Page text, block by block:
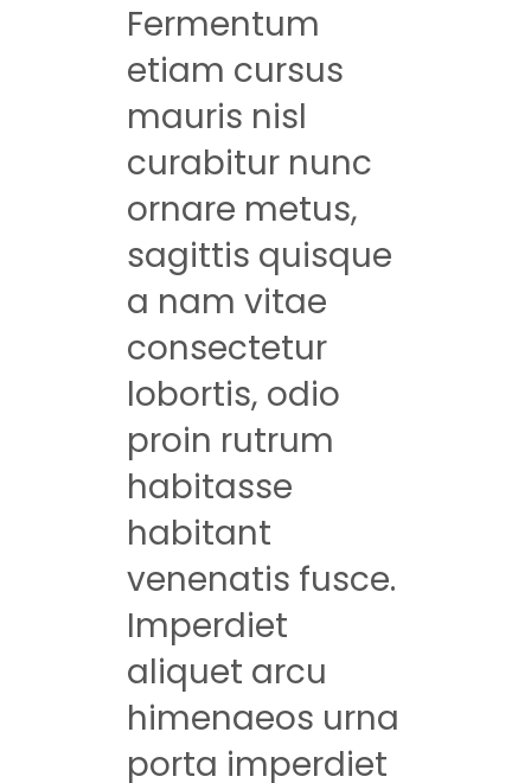
Fermentum
etiam cursus
mauris nisl
curabitur nunc
ornare metus,
sagittis quisque
a nam vitae
consectetur
lobortis, odio
proin rutrum
habitasse
habitant
venenatis fusce.
Imperdiet
aliquet arcu
himenaeos urna
porta imperdiet